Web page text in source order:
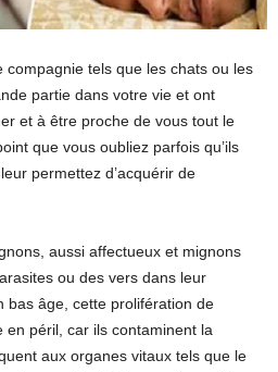
compagnie tels que les chats ou les
partie dans votre vie et ont
et à être proche de vous tout le
que vous oubliez parfois qu’ils
permettez d’acquérir de
aussi affectueux et mignons
ou des vers dans leur
bas âge, cette prolifération de
péril, car ils contaminent la
aux organes vitaux tels que le